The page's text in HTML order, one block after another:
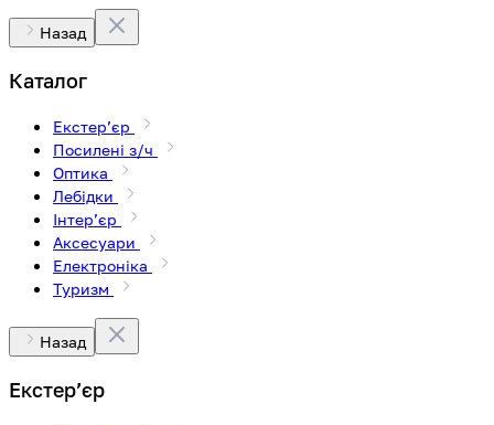
Назад
Каталог
Екстерʼєр
Посилені з/ч
Оптика
Лебідки
Інтерʼєр
Аксесуари
Електроніка
Туризм
Назад
Екстерʼєр